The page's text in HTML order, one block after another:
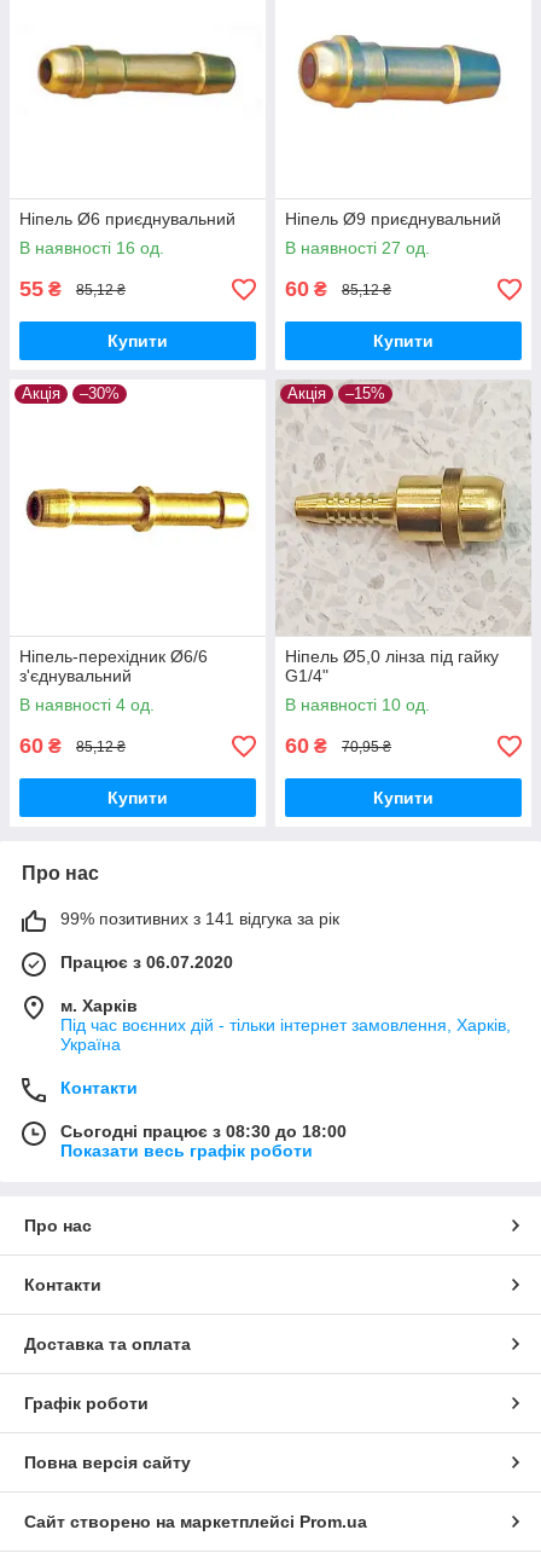
Ніпель Ø6 приєднувальний
В наявності 16 од.
55 ₴ 85,12 ₴
Купити
Ніпель Ø9 приєднувальний
В наявності 27 од.
60 ₴ 85,12 ₴
Купити
Акція –30%
Ніпель-перехідник Ø6/6
з'єднувальний
В наявності 4 од.
60 ₴ 85,12 ₴
Купити
Акція –15%
Ніпель Ø5,0 лінза під гайку
G1/4"
В наявності 10 од.
60 ₴ 70,95 ₴
Купити
Про нас
99% позитивних з 141 відгука за рік
Працює з 06.07.2020
м. Харків
Під час воєнних дій - тільки інтернет замовлення, Харків,
Україна
Контакти
Сьогодні працює з 08:30 до 18:00
Показати весь графік роботи
Про нас
Контакти
Доставка та оплата
Графік роботи
Повна версія сайту
Сайт створено на маркетплейсі Prom.ua